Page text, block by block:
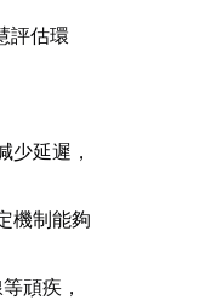
評估環
少延遲，
機制能夠
頑疾，